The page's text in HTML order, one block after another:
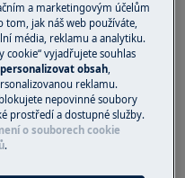
souvisejících s
a marketingovým účelům
jak náš web používáte,
média, reklamu a analytiku.
vyjadřujete souhlas
personalizovat obsah,
reklamu.
nepovinné soubory
prostředí a dostupné služby.
o souborech cookie
.